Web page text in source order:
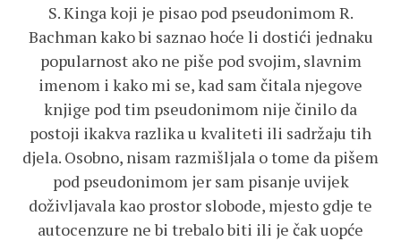
S. Kinga koji je pisao pod pseudonimom R.
Bachman kako bi saznao hoće li dostići jednaku
popularnost ako ne piše pod svojim, slavnim
imenom i kako mi se, kad sam čitala njegove
knjige pod tim pseudonimom nije činilo da
postoji ikakva razlika u kvaliteti ili sadržaju tih
djela. Osobno, nisam razmišljala o tome da pišem
pod pseudonimom jer sam pisanje uvijek
doživljavala kao prostor slobode, mjesto gdje te
autocenzure ne bi trebalo biti ili je čak uopće